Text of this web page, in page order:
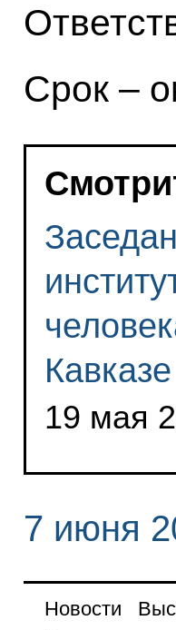
Срок –
Кавказе
19 мая
7 июня
Новости